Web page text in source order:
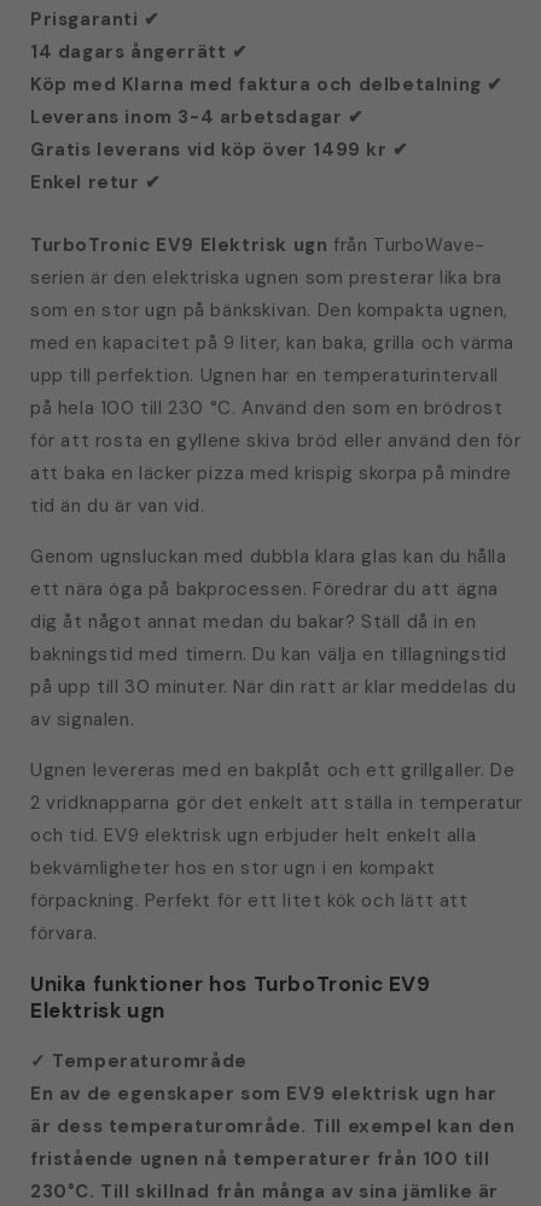
-
Svart
Svart
Prisgaranti ✔
14 dagars ångerrätt ✔
Köp med Klarna med faktura och delbetalning ✔
Leverans inom 3-4 arbetsdagar ✔
Gratis leverans vid köp över 1499 kr ✔
Enkel retur ✔
TurboTronic EV9 Elektrisk ugn från TurboWave-
serien är den elektriska ugnen som presterar lika bra
som en stor ugn på bänkskivan. Den kompakta ugnen,
med en kapacitet på 9 liter, kan baka, grilla och värma
upp till perfektion. Ugnen har en temperaturintervall
på hela 100 till 230 °C. Använd den som en brödrost
för att rosta en gyllene skiva bröd eller använd den för
att baka en läcker pizza med krispig skorpa på mindre
tid än du är van vid.
Genom ugnsluckan med dubbla klara glas kan du hålla
ett nära öga på bakprocessen. Föredrar du att ägna
dig åt något annat medan du bakar? Ställ då in en
bakningstid med timern. Du kan välja en tillagningstid
på upp till 30 minuter. När din rätt är klar meddelas du
av signalen.
Ugnen levereras med en bakplåt och ett grillgaller. De
2 vridknapparna gör det enkelt att ställa in temperatur
och tid. EV9 elektrisk ugn erbjuder helt enkelt alla
bekvämligheter hos en stor ugn i en kompakt
förpackning. Perfekt för ett litet kök och lätt att
förvara.
Unika funktioner hos TurboTronic EV9
Elektrisk ugn
✓ Temperaturområde
En av de egenskaper som EV9 elektrisk ugn har
är dess temperaturområde. Till exempel kan den
fristående ugnen nå temperaturer från 100 till
230°C. Till skillnad från många av sina jämlike är